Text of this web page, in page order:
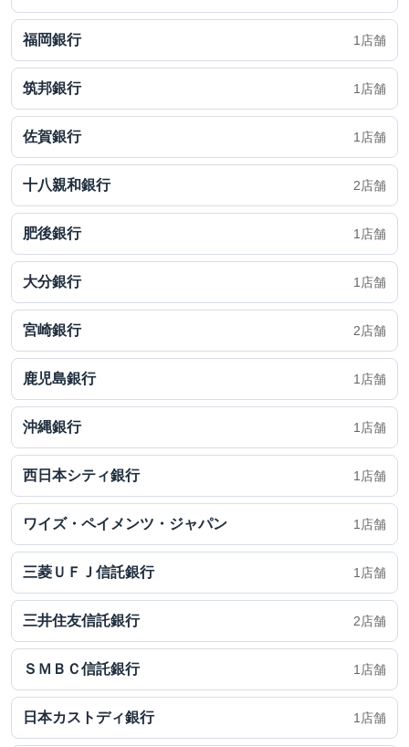
福岡銀行 1店舗
筑邦銀行 1店舗
佐賀銀行 1店舗
十八親和銀行 2店舗
肥後銀行 1店舗
大分銀行 1店舗
宮崎銀行 2店舗
鹿児島銀行 1店舗
沖縄銀行 1店舗
西日本シティ銀行 1店舗
ワイズ・ペイメンツ・ジャパン 1店舗
三菱ＵＦＪ信託銀行 1店舗
三井住友信託銀行 2店舗
ＳＭＢＣ信託銀行 1店舗
日本カストディ銀行 1店舗